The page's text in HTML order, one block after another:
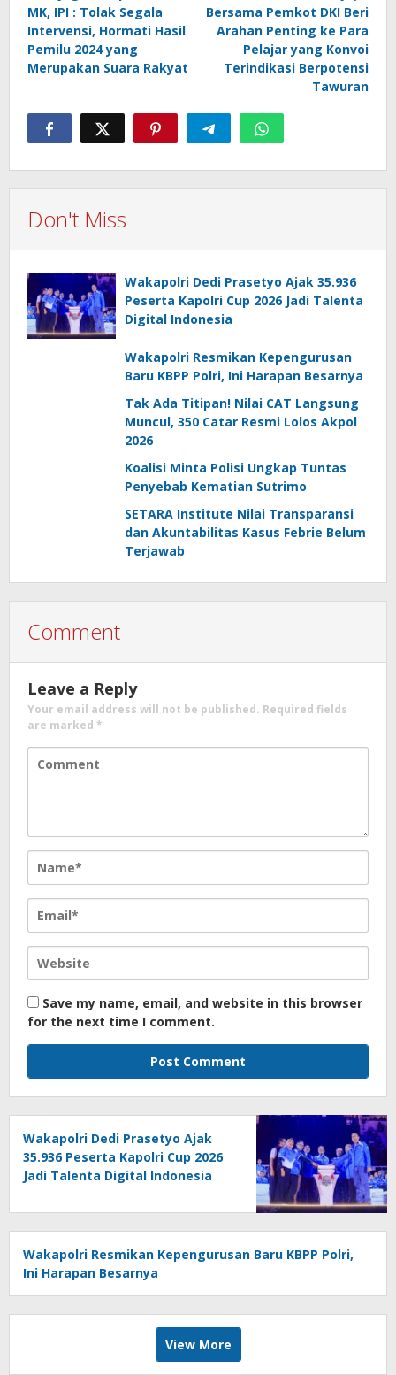
MK, IPI : Tolak Segala
Intervensi, Hormati Hasil
Pemilu 2024 yang
Merupakan Suara Rakyat
Bersama Pemkot DKI Beri
Arahan Penting ke Para
Pelajar yang Konvoi
Terindikasi Berpotensi
Tawuran
Don't Miss
Wakapolri Dedi Prasetyo Ajak 35.936
Peserta Kapolri Cup 2026 Jadi Talenta
Digital Indonesia
Wakapolri Resmikan Kepengurusan
Baru KBPP Polri, Ini Harapan Besarnya
Tak Ada Titipan! Nilai CAT Langsung
Muncul, 350 Catar Resmi Lolos Akpol
2026
Koalisi Minta Polisi Ungkap Tuntas
Penyebab Kematian Sutrimo
SETARA Institute Nilai Transparansi
dan Akuntabilitas Kasus Febrie Belum
Terjawab
Comment
Leave a Reply
Your email address will not be published. Required fields
are marked *
Save my name, email, and website in this browser
for the next time I comment.
Wakapolri Dedi Prasetyo Ajak
35.936 Peserta Kapolri Cup 2026
Jadi Talenta Digital Indonesia
Wakapolri Resmikan Kepengurusan Baru KBPP Polri,
Ini Harapan Besarnya
View More